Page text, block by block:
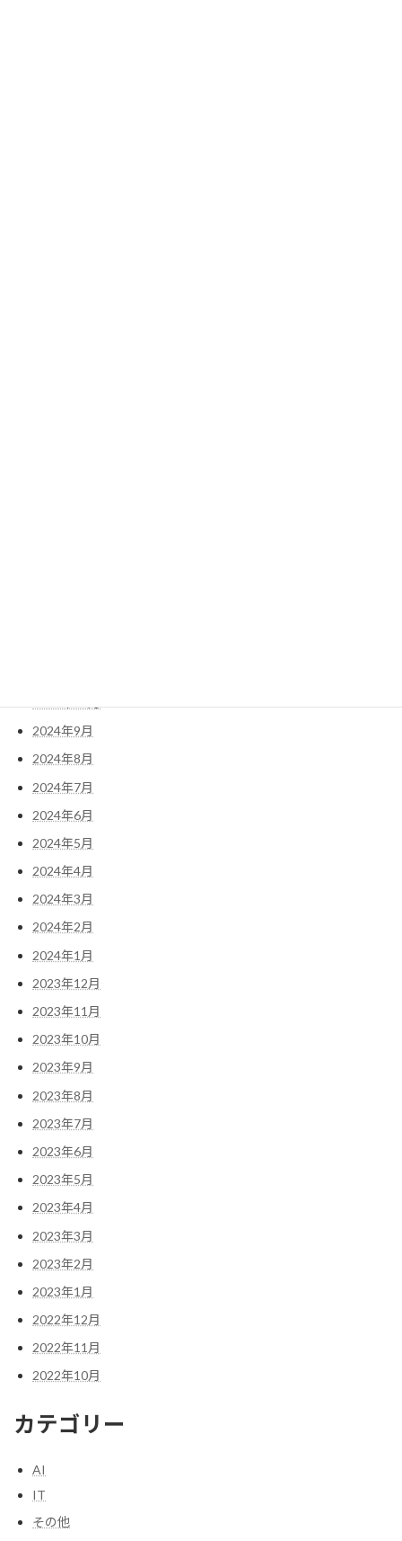
2024年9月
2024年8月
2024年7月
2024年6月
2024年5月
2024年4月
2024年3月
2024年2月
2024年1月
2023年12月
2023年11月
2023年10月
2023年9月
2023年8月
2023年7月
2023年6月
2023年5月
2023年4月
2023年3月
2023年2月
2023年1月
2022年12月
2022年11月
2022年10月
カテゴリー
AI
IT
その他